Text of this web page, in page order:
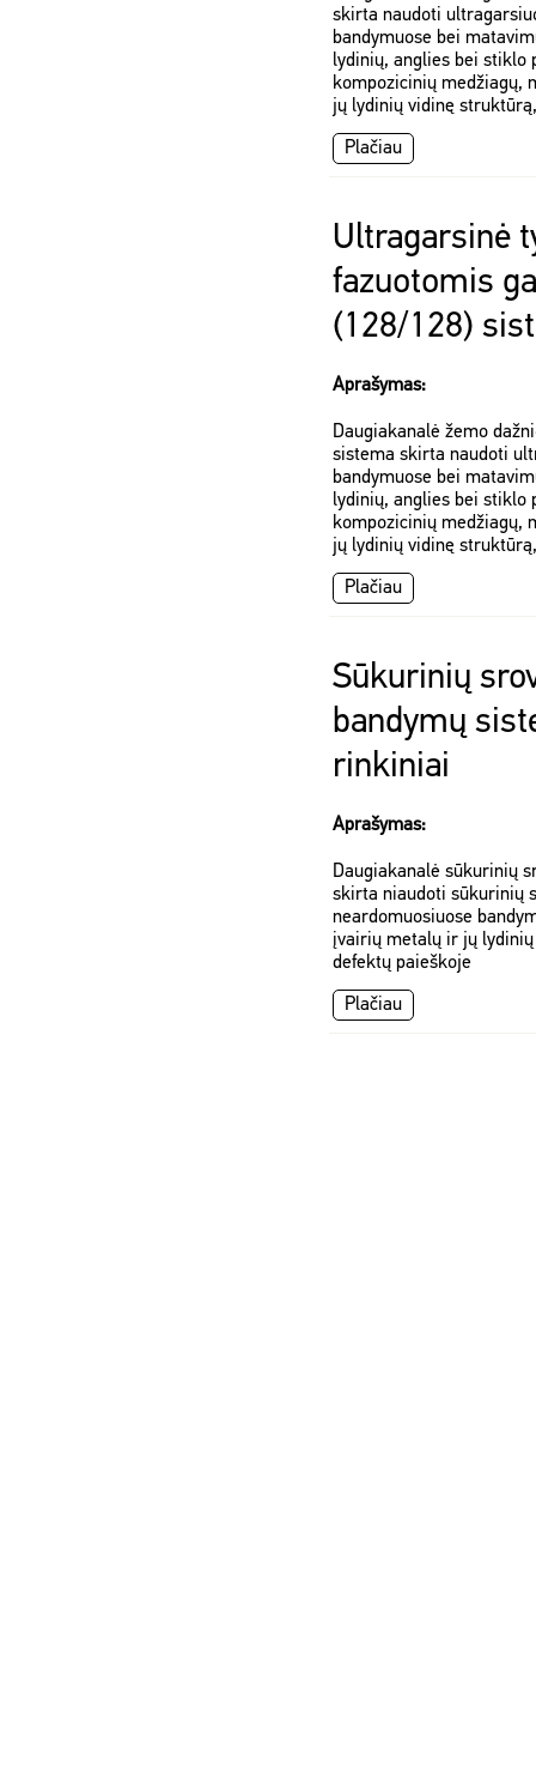
skirta naudoti
bandymuose bei
lydinių, anglies bei stiklo
kompozicinių medžiagų,
jų lydinių vidinę
Plačiau
Ultragarsinė
fazuotomis
(128/128)
Aprašymas:
Daugiakanalė žemo
sistema skirta naudoti
bandymuose bei
lydinių, anglies bei stiklo
kompozicinių medžiagų,
jų lydinių vidinę
Plačiau
Sūkurinių
bandymų
rinkiniai
Aprašymas:
Daugiakanalė sūkurinių
skirta niaudoti sūkurinių
neardomuosiuose
įvairių metalų ir jų
defektų paieškoje
Plačiau